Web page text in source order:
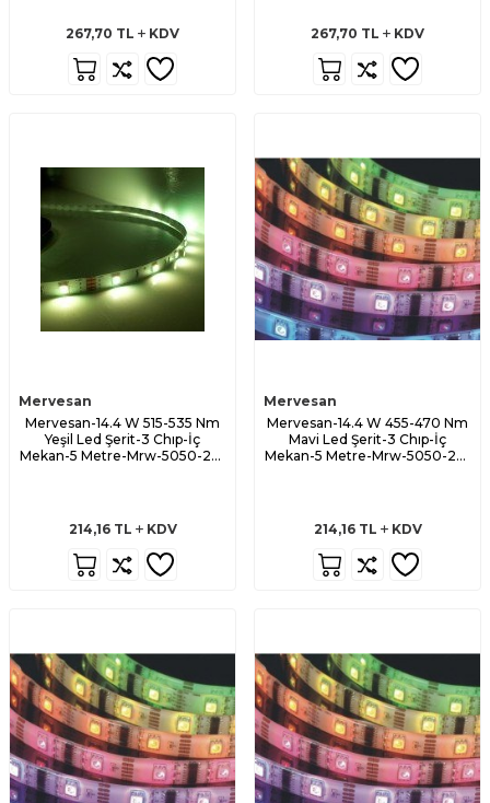
267,70 TL KDV 267,70 TL KDV
Mervesan
Mervesan-14.4 W 515-535 Nm
Yeşil Led Şerit-3 Chıp-İç
Mekan-5 Metre-Mrw-5050-20-
214,16TL KDV
Mervesan
Mervesan-14.4 W 455-470 Nm
Mavi Led Şerit-3 Chıp-İç
Mekan-5 Metre-Mrw-5050-20-
214,16TL KDV